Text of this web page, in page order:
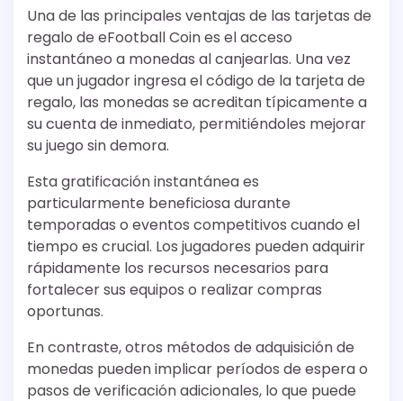
Una de las principales ventajas de las tarjetas de
regalo de eFootball Coin es el acceso
instantáneo a monedas al canjearlas. Una vez
que un jugador ingresa el código de la tarjeta de
regalo, las monedas se acreditan típicamente a
su cuenta de inmediato, permitiéndoles mejorar
su juego sin demora.
Esta gratificación instantánea es
particularmente beneficiosa durante
temporadas o eventos competitivos cuando el
tiempo es crucial. Los jugadores pueden adquirir
rápidamente los recursos necesarios para
fortalecer sus equipos o realizar compras
oportunas.
En contraste, otros métodos de adquisición de
monedas pueden implicar períodos de espera o
pasos de verificación adicionales, lo que puede